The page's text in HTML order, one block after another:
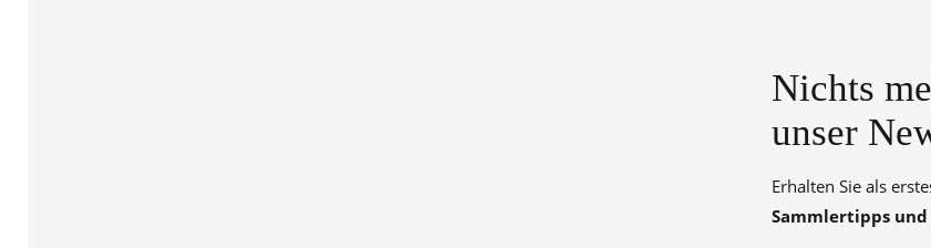
Nichts
unser
Erhalten Sie als
Sammlertipps